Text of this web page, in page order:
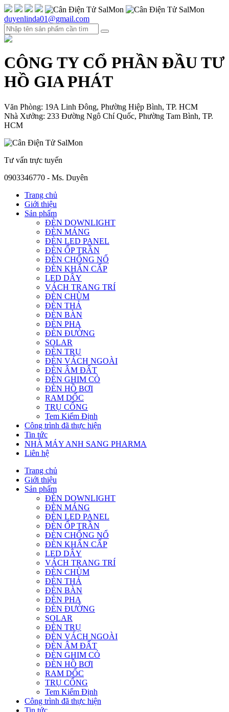
duyenlinda01@gmail.com
CÔNG TY CỔ PHẦN ĐẦU TƯ
HỒ GIA PHÁT
Văn Phòng: 19A Linh Đông, Phường Hiệp Bình, TP. HCM
Nhà Xưởng: 233 Đường Ngô Chí Quốc, Phường Tam Bình, TP.
HCM
Tư vấn trực tuyến
0903346770 - Ms. Duyên
Trang chủ
Giới thiệu
Sản phẩm
ĐÈN DOWNLIGHT
ĐÈN MÁNG
ĐÈN LED PANEL
ĐÈN ỐP TRẦN
ĐÈN CHỐNG NỔ
ĐÈN KHẨN CẤP
LED DÂY
VÁCH TRANG TRÍ
ĐÈN CHÙM
ĐÈN THẢ
ĐÈN BÀN
ĐÈN PHA
ĐÈN ĐƯỜNG
SOLAR
ĐÈN TRỤ
ĐÈN VÁCH NGOÀI
ĐÈN ÂM ĐẤT
ĐÈN GHIM CỎ
ĐÈN HỒ BƠI
RAM DỐC
TRỤ CỔNG
Tem Kiểm Định
Công trình đã thực hiện
Tin tức
NHÀ MÁY ANH SANG PHARMA
Liên hệ
Trang chủ
Giới thiệu
Sản phẩm
ĐÈN DOWNLIGHT
ĐÈN MÁNG
ĐÈN LED PANEL
ĐÈN ỐP TRẦN
ĐÈN CHỐNG NỔ
ĐÈN KHẨN CẤP
LED DÂY
VÁCH TRANG TRÍ
ĐÈN CHÙM
ĐÈN THẢ
ĐÈN BÀN
ĐÈN PHA
ĐÈN ĐƯỜNG
SOLAR
ĐÈN TRỤ
ĐÈN VÁCH NGOÀI
ĐÈN ÂM ĐẤT
ĐÈN GHIM CỎ
ĐÈN HỒ BƠI
RAM DỐC
TRỤ CỔNG
Tem Kiểm Định
Công trình đã thực hiện
Tin tức